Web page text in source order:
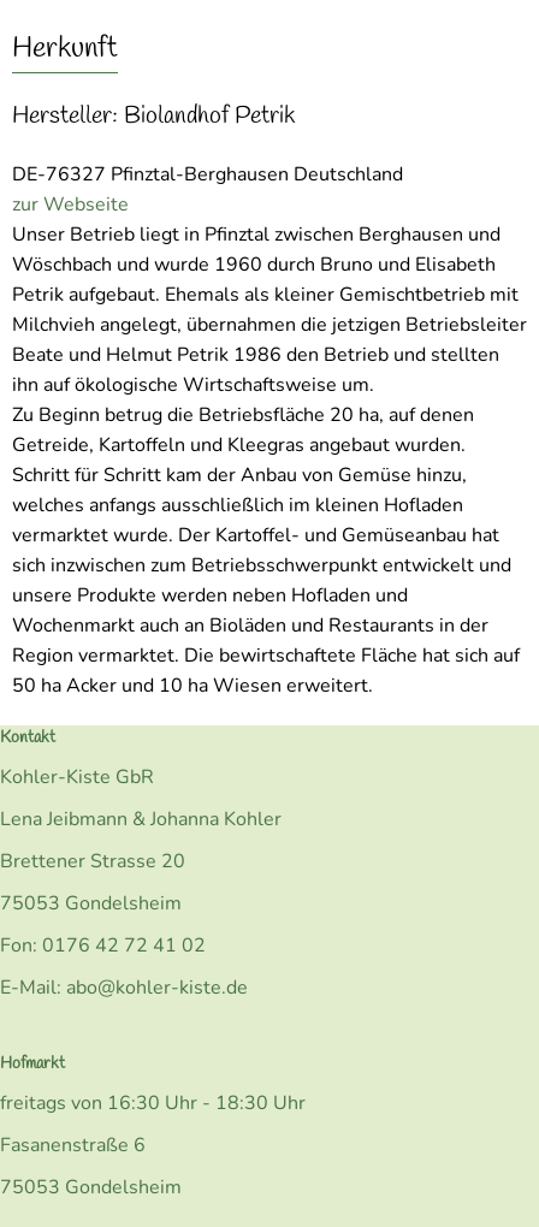
Herkunft
Hersteller: Biolandhof Petrik
DE-76327 Pfinztal-Berghausen Deutschland
zur Webseite
Unser Betrieb liegt in Pfinztal zwischen Berghausen und
Wöschbach und wurde 1960 durch Bruno und Elisabeth
Petrik aufgebaut. Ehemals als kleiner Gemischtbetrieb mit
Milchvieh angelegt, übernahmen die jetzigen Betriebsleiter
Beate und Helmut Petrik 1986 den Betrieb und stellten
ihn auf ökologische Wirtschaftsweise um.
Zu Beginn betrug die Betriebsfläche 20 ha, auf denen
Getreide, Kartoffeln und Kleegras angebaut wurden.
Schritt für Schritt kam der Anbau von Gemüse hinzu,
welches anfangs ausschließlich im kleinen Hofladen
vermarktet wurde. Der Kartoffel- und Gemüseanbau hat
sich inzwischen zum Betriebsschwerpunkt entwickelt und
unsere Produkte werden neben Hofladen und
Wochenmarkt auch an Bioläden und Restaurants in der
Region vermarktet. Die bewirtschaftete Fläche hat sich auf
50 ha Acker und 10 ha Wiesen erweitert.
Kontakt
Kohler-Kiste GbR
Lena Jeibmann & Johanna Kohler
Brettener Strasse 20
75053 Gondelsheim
Fon: 0176 42 72 41 02
E-Mail: abo@kohler-kiste.de
Hofmarkt
freitags von 16:30 Uhr - 18:30 Uhr
Fasanenstraße 6
75053 Gondelsheim